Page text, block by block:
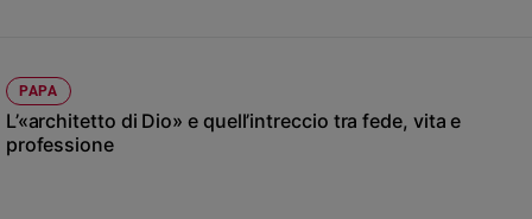
e
Creato
Volontariato
PAPA
L’«architetto di Dio» e quell’intreccio tra fede, vita e
professione